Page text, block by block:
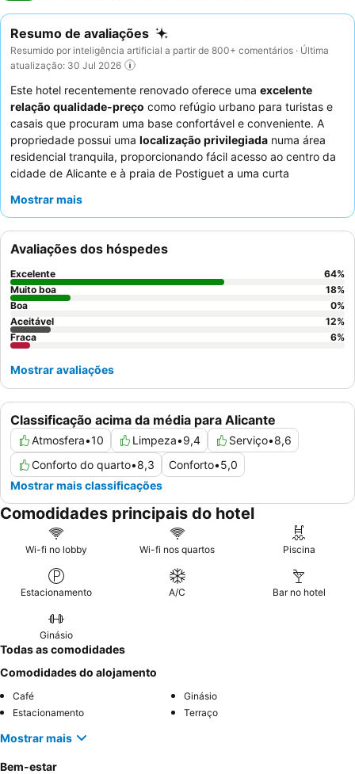
Resumo de avaliações
Resumido por inteligência artificial a partir de 800+ comentários · Última
atualização: 30 Jul 2026
Este hotel recentemente renovado oferece uma excelente
relação qualidade-preço como refúgio urbano para turistas e
casais que procuram uma base confortável e conveniente. A
propriedade possui uma localização privilegiada numa área
residencial tranquila, proporcionando fácil acesso ao centro da
cidade de Alicante e à praia de Postiguet a uma curta
de coworking
simpático e profissional, complementando um buffet de
pequeno-almoço elogiado pela sua variedade e ofertas frescas.
Para uma experiência mais tranquila, os hóspedes são
aconselhados a solicitar um quarto virado para o jardim.
Mostrar mais
Classificação acima da média para Alicante
Atmosfera•10 Limpeza•9,4 Serviço•8,6
Conforto do quarto•8,3 Conforto•5,0
Mostrar mais classificações
Avaliações dos hóspedes
Excelente 64%
Muito boa
18%
Boa
0%
Aceitável
12%
Fraca
6%
Mostrar avaliações
Comodidades principais do hotel
Wi-fi no lobby Wi-fi nos quartos Piscina
Estacionamento A/C Bar no hotel
Ginásio
Todas as comodidades
Comodidades do alojamento
Café
Ginásio
Estacionamento
Terraço
Mostrar mais
Bem-estar